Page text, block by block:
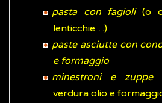
pasta con fagioli(o
lenticchie…)
paste asciutte con
e formaggio
minestroni e zuppe
verdura olio e